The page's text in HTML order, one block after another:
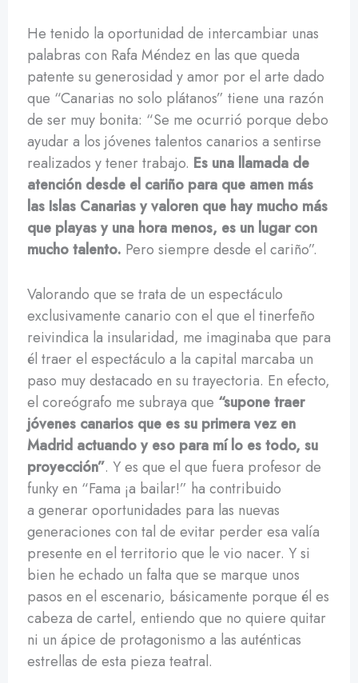
He tenido la oportunidad de intercambiar unas
palabras con Rafa Méndez en las que queda
patente su generosidad y amor por el arte dado
que “Canarias no solo plátanos” tiene una razón
de ser muy bonita: “Se me ocurrió porque debo
ayudar a los jóvenes talentos canarios a sentirse
realizados y tener trabajo. Es una llamada de
atención desde el cariño para que amen más
las Islas Canarias y valoren que hay mucho más
que playas y una hora menos, es un lugar con
mucho talento. Pero siempre desde el cariño”.
Valorando que se trata de un espectáculo
exclusivamente canario con el que el tinerfeño
reivindica la insularidad, me imaginaba que para
él traer el espectáculo a la capital marcaba un
paso muy destacado en su trayectoria. En efecto,
el coreógrafo me subraya que “supone traer
jóvenes canarios que es su primera vez en
Madrid actuando y eso para mí lo es todo, su
proyección”. Y es que el que fuera profesor de
funky en “Fama ¡a bailar!” ha contribuido
a generar oportunidades para las nuevas
generaciones con tal de evitar perder esa valía
presente en el territorio que le vio nacer. Y si
bien he echado un falta que se marque unos
pasos en el escenario, básicamente porque él es
cabeza de cartel, entiendo que no quiere quitar
ni un ápice de protagonismo a las auténticas
estrellas de esta pieza teatral.